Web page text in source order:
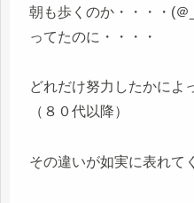
朝も歩くのか・・・・(
ってたのに・・・・
どれだけ努力したかによ
（８０代以降）
その違いが如実に表れて